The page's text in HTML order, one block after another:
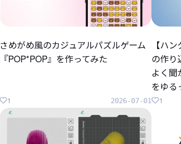
さめがめ風のカジュアルパズルゲーム
『POP*POP』を作ってみた
2026-07-01
1
【ハ
の作り
よく聞
をゆる
1